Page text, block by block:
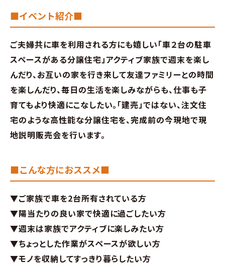
不動産管理 売買・賃貸仲介
中古物件買取サイト
企業情報・アクセス
∟スタッフ紹介
お問い合わせ
∟総合お問い合わせ
∟資料請求
■イベント紹介■
ご夫婦共に車を利用される方にも嬉しい「車２台の駐車
スペースがある分譲住宅」アクティブ家族で週末を楽し
んだり、お互いの家を行き来して友達ファミリーとの時間
を楽しんだり、毎日の生活を楽しみながらも、仕事も子
育てもより快適にこなしたい。「建売」ではない、注文住
宅のような高性能な分譲住宅を、完成前の今現地で現
地説明販売会を行います。
■こんな方におススメ■
▼ご家族で車を2台所有されている方
▼陽当たりの良い家で快適に過ごしたい方
▼週末は家族でアクティブに楽しみたい方
▼ちょっとした作業がスペースが欲しい方
▼モノを収納してすっきり暮らしたい方